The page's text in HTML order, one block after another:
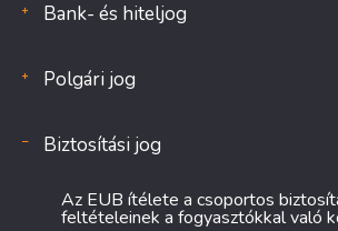
Bank- és hiteljog
Polgári jog
Biztosítási jog
Az EUB ítélete a csoportos
feltételeinek a fogyasztókkal való